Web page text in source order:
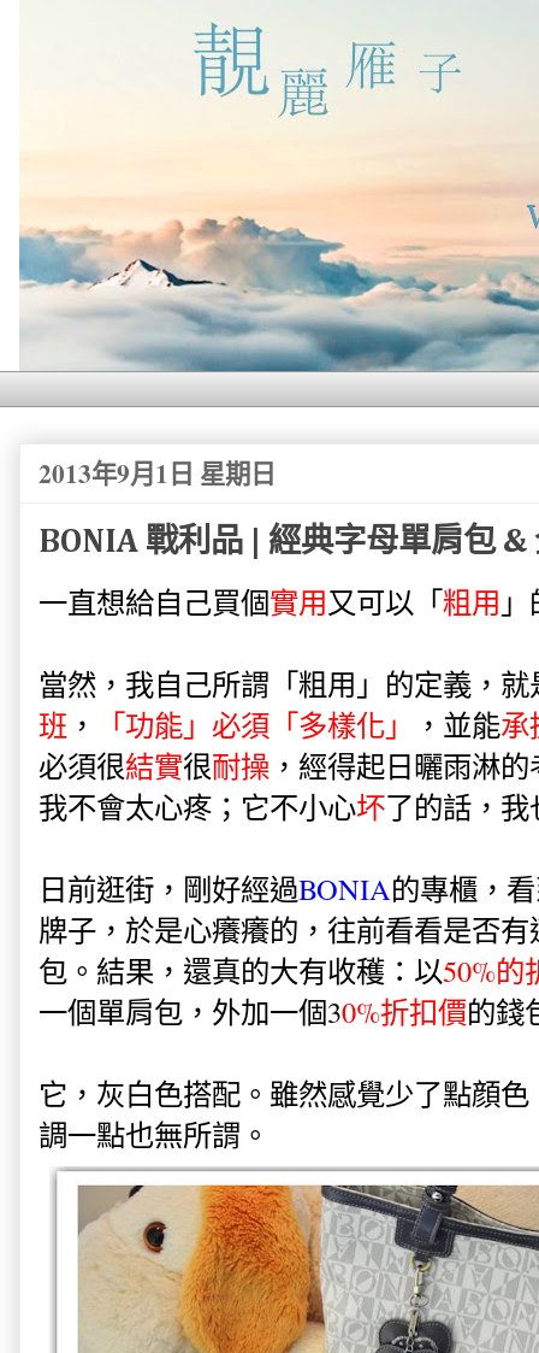
2013年9月1日 星期日
BONIA 戰利品 | 經典字母單肩包
一直想給自己買個實用又可以「粗用
當然，我自己所謂「粗用」的定義，
班 ， 「功能」必須「多樣化」 ，並能承
必須很結實很耐操 ，經得起日曬雨淋
我不會太心疼；它不小心坏了的話，
日前逛街，剛好經過BONIA的專櫃，
牌子，於是心癢癢的，往前看看是否
包。結果，還真的大有收穫：以50%的
一個單肩包，外加一個30%折扣價的錢
它，灰白色搭配。雖然感覺少了點顔
調一點也無所謂。